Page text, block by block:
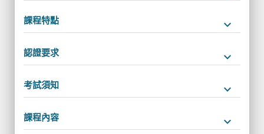
課程特點 keyboard_arrow_down
認證要求 keyboard_arrow_down
考試須知 keyboard_arrow_down
課程內容 keyboard_arrow_down